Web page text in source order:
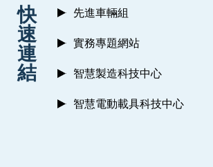
快
速
連
結
先進車輛組
實務專題網站
智慧製造科技中心
智慧電動載具科技中心